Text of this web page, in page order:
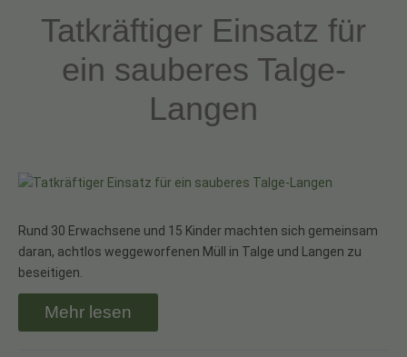
Tatkräftiger Einsatz für
ein sauberes Talge-
Langen
Rund 30 Erwachsene und 15 Kinder machten sich gemeinsam
daran, achtlos weggeworfenen Müll in Talge und Langen zu
beseitigen.
Mehr lesen